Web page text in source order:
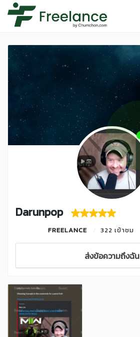
Darunpop
FREELANCE 322 เข้าชม
ส่งข้อความถึงฉัน